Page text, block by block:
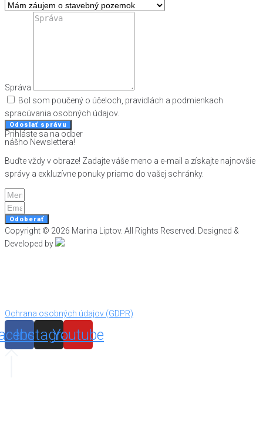
Správa
Bol som poučený o účeloch, pravidlách a podmienkach
spracúvania osobných údajov.
Odoslať správu
Prihláste sa na odber
nášho Newslettera!
Buďte vždy v obraze! Zadajte váše meno a e-mail a získajte najnovšie
správy a exkluzívne ponuky priamo do vašej schránky.
Odoberať
Copyright © 2026 Marina Liptov. All Rights Reserved. Designed &
Developed by​
Ochrana osobných údajov (GDPR)
Instagram
Youtube